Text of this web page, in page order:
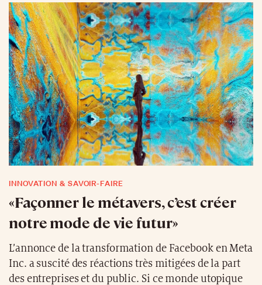
INNOVATION & SAVOIR-FAIRE
«Façonner le métavers, c’est créer
notre mode de vie futur»
L’annonce de la transformation de Facebook en Meta
Inc. a suscité des réactions très mitigées de la part
des entreprises et du public. Si ce monde utopique